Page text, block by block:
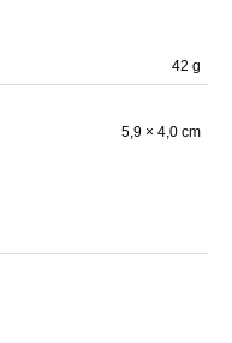
42 g
5,9 × 4,0 cm